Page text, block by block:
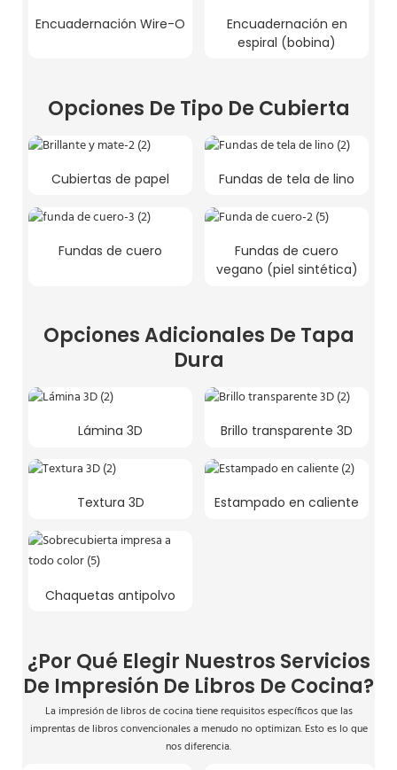
Encuadernación Wire-O
Encuadernación en
espiral (bobina)
Opciones De Tipo De Cubierta
Cubiertas de papel Fundas de tela de lino
Fundas de cuero
Fundas de cuero
vegano (piel sintética)
Opciones Adicionales De Tapa
Dura
Lámina 3D Brillo transparente 3D
Textura 3D Estampado en caliente
Chaquetas antipolvo
¿Por Qué Elegir Nuestros Servicios
De Impresión De Libros De Cocina?
La impresión de libros de cocina tiene requisitos específicos que las
imprentas de libros convencionales a menudo no optimizan. Esto es lo que
nos diferencia.